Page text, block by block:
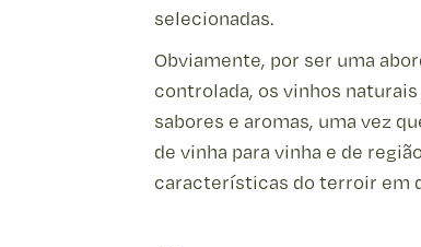
selecionadas.
Obviamente, por ser uma
controlada, os vinhos
sabores e aromas, uma vez
de vinha para vinha e de
características do terroir em